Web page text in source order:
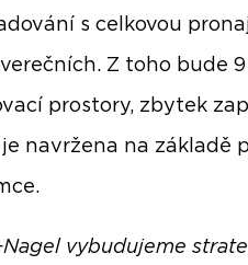
s celkovou
Z toho bude
prostory, zbytek
navržena na základě
vybudujeme